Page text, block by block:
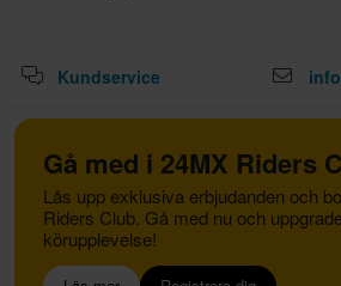
Kundservice
Gå med i 24MX Riders
Lås upp exklusiva erbjudanden och
Riders Club. Gå med nu och
körupplevelse!